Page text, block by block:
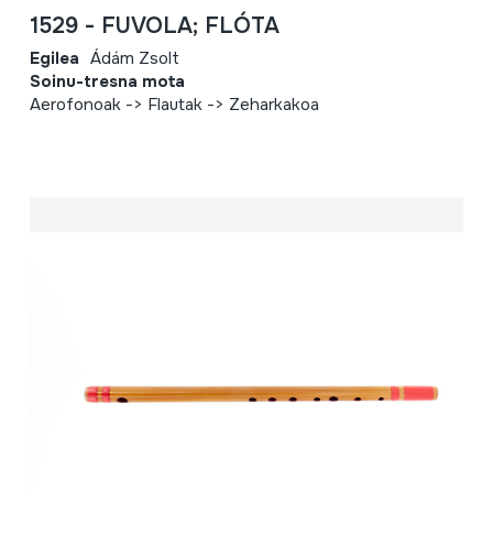
1529 - FUVOLA; FLÓTA
Egilea Ádám Zsolt
Soinu-tresna mota
Aerofonoak -> Flautak -> Zeharkakoa